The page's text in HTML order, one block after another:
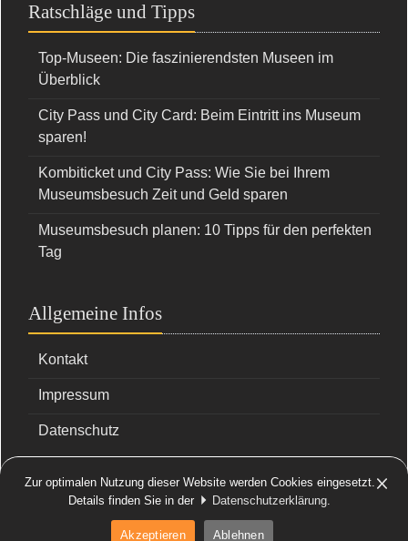
Ratschläge und Tipps
Top-Museen: Die faszinierendsten Museen im
Überblick
City Pass und City Card: Beim Eintritt ins Museum
sparen!
Kombiticket und City Pass: Wie Sie bei Ihrem
Museumsbesuch Zeit und Geld sparen
Museumsbesuch planen: 10 Tipps für den perfekten
Tag
Allgemeine Infos
Kontakt
Impressum
Datenschutz
Facebook
X
© 2026 museovia.com
Zur optimalen Nutzung dieser Website werden Cookies eingesetzt.
Details finden Sie in der
Datenschutzerklärung.
Akzeptieren Ablehnen